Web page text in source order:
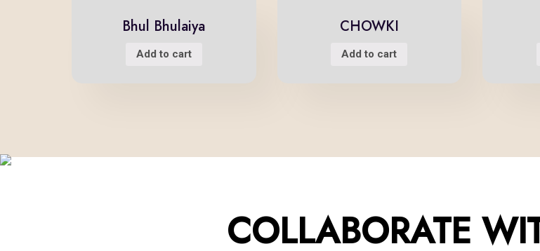
Bhul Bhulaiya
Add to cart
CHOWKI
Add to cart
Restoring and preserving the
COLLABORATE